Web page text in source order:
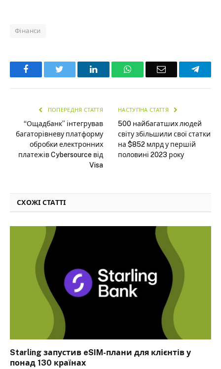
Фінанси
Facebook LinkedInWhatsAppEmail
ПОПЕРЕДНЯ СТАТТЯ
“Ощадбанк” інтегрував
багаторівневу платформу
обробки електронних
платежів Cybersource від
Visa
НАСТУПНА СТАТТЯ
500 найбагатших людей
світу збільшили свої статки
на $852 млрд у першій
половині 2023 року
СХОЖІ СТАТТІ
Starling запустив eSIM-плани для клієнтів у
понад 130 країнах